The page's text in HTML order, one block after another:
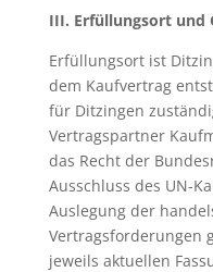
III. Erfüllungsort und
Erfüllungsort ist
dem Kaufvertrag
für Ditzingen
Vertragspartner
das Recht der
Ausschluss des UN-
Auslegung der
Vertragsforderungen
jeweils aktuellen